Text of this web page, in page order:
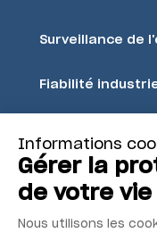
Surveillance de
Fiabilité
Acoem
Informations
Gérer la
de votre
Nous utilisons les